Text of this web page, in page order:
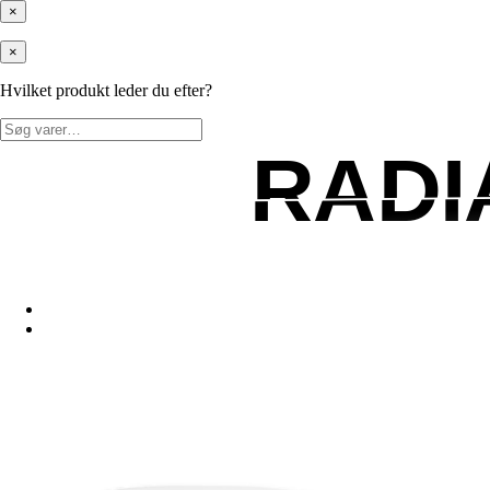
×
×
Hvilket produkt leder du efter?
Søg
efter: